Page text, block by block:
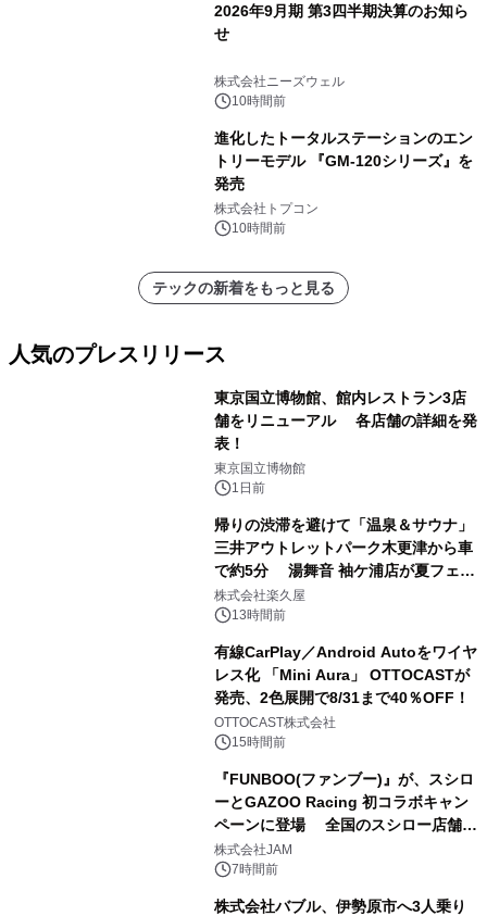
2026年9月期 第3四半期決算のお知ら
せ
株式会社ニーズウェル
10時間前
進化したトータルステーションのエン
トリーモデル 『GM-120シリーズ』を
発売
株式会社トプコン
10時間前
テックの新着をもっと見る
人気のプレスリリース
東京国立博物館、館内レストラン3店
舗をリニューアル 各店舗の詳細を発
表！
東京国立博物館
1日前
帰りの渋滞を避けて「温泉＆サウナ」
三井アウトレットパーク木更津から車
で約5分 湯舞音 袖ケ浦店が夏フェア
メニューを提供
株式会社楽久屋
13時間前
有線CarPlay／Android Autoをワイヤ
レス化 「Mini Aura」 OTTOCASTが
発売、2色展開で8/31まで40％OFF！
OTTOCAST株式会社
15時間前
『FUNBOO(ファンブー)』が、スシロ
ーとGAZOO Racing 初コラボキャン
ペーンに登場 全国のスシロー店舗で
GR 4車種の FUNBOO(ミニカー)付き
メニューが展開されます
株式会社JAM
7時間前
株式会社バブル、伊勢原市へ3人乗り